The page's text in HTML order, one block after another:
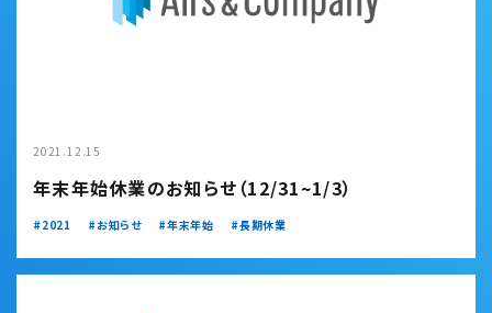
2021.12.15
年末年始休業のお知らせ（12/31~1/3）
2021 お知らせ 年末年始 長期休業